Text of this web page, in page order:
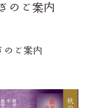
のご案内
ご案内